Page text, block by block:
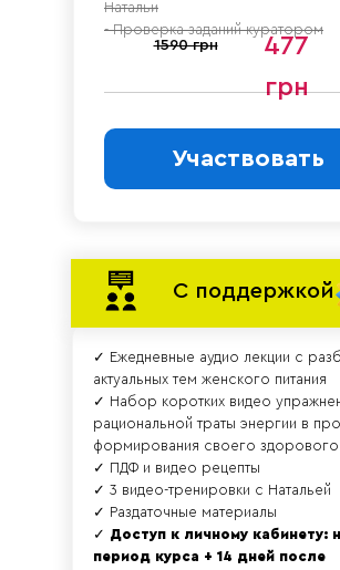
Натальи
- Проверка заданий куратором
1590 грн
477
грн
Участвовать
С поддержкой
✓ Ежедневные аудио лекции с
актуальных тем женского питания
✓ Набор коротких видео
рациональной траты энергии в
формирования своего здорового
✓ ПДФ и видео рецепты
✓ 3 видео-тренировки с Натальей
✓ Раздаточные материалы
✓ Доступ к личному кабинету:
период курса + 14 дней после